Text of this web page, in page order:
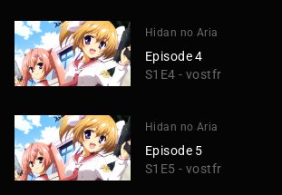
Hidan no Aria
Episode 4
S1E4 - vostfr
Hidan no Aria
Episode 5
S1E5 - vostfr